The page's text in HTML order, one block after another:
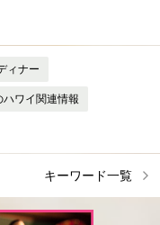
ィナー
ハワイ関連情報
キーワード一覧